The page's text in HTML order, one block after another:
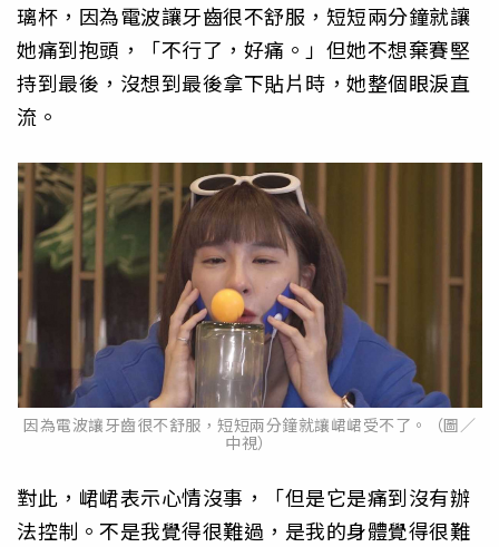
璃杯，因為電波讓牙齒很不舒服，短短兩分鐘就讓
她痛到抱頭，「不行了，好痛。」但她不想棄賽堅
持到最後，沒想到最後拿下貼片時，她整個眼淚直
流。
因為電波讓牙齒很不舒服，短短兩分鐘就讓峮峮受不了。（圖／
中視）
對此，峮峮表示心情沒事，「但是它是痛到沒有辦
法控制。不是我覺得很難過，是我的身體覺得很難